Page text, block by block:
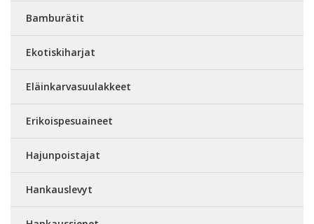
Bamburätit
Ekotiskiharjat
Eläinkarvasuulakkeet
Erikoispesuaineet
Hajunpoistajat
Hankauslevyt